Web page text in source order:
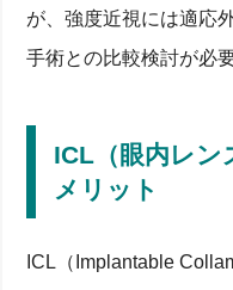
が、強度近視には適応
手術との比較検討が必
ICL（眼内レン
メリット
ICL（Implantable